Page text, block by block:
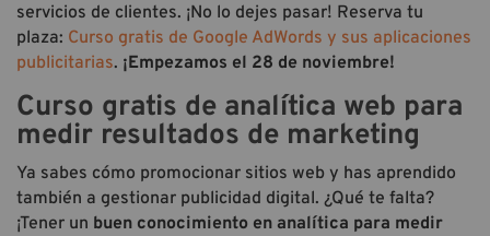
servicios de clientes. ¡No lo dejes pasar! Reserva tu
plaza: Curso gratis de Google AdWords y sus aplicaciones
publicitarias. ¡Empezamos el 28 de noviembre!
Curso gratis de analítica web para
medir resultados de marketing
Ya sabes cómo promocionar sitios web y has aprendido
también a gestionar publicidad digital. ¿Qué te falta?
¡Tener un buen conocimiento en analítica para medir